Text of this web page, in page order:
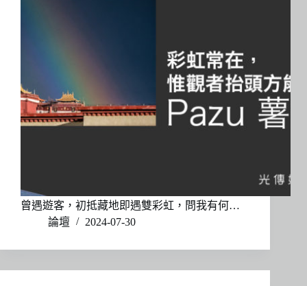
曾遇遊客，初抵藏地即遇雙彩虹，問我有何…
論壇
2024-07-30